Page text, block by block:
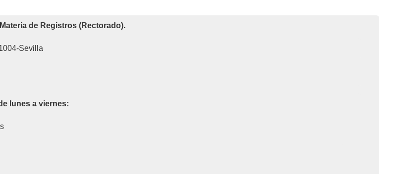
de Registros (Rectorado).
Sevilla
lunes a viernes: